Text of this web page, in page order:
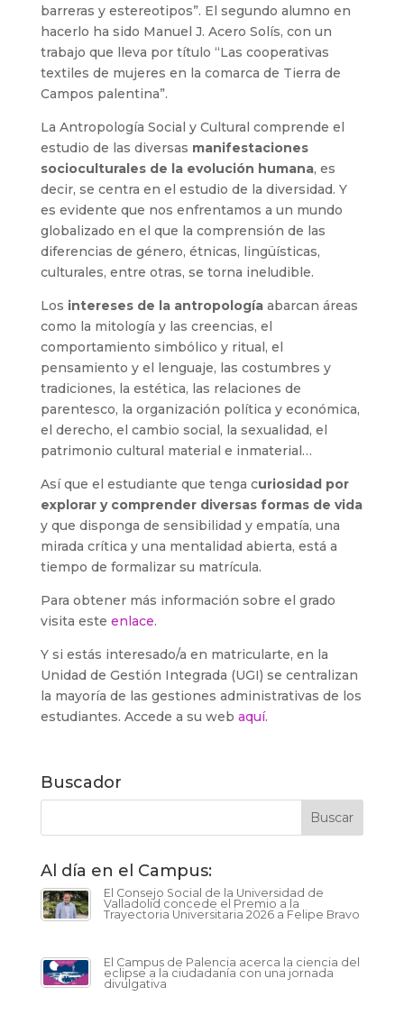
barreras y estereotipos”. El segundo alumno en
hacerlo ha sido Manuel J. Acero Solís, con un
trabajo que lleva por título “Las cooperativas
textiles de mujeres en la comarca de Tierra de
Campos palentina”.
La Antropología Social y Cultural comprende el
estudio de las diversas manifestaciones
socioculturales de la evolución humana, es
decir, se centra en el estudio de la diversidad. Y
es evidente que nos enfrentamos a un mundo
globalizado en el que la comprensión de las
diferencias de género, étnicas, lingüísticas,
culturales, entre otras, se torna ineludible.
Los intereses de la antropologíaabarcan áreas
como la mitología y las creencias, el
comportamiento simbólico y ritual, el
pensamiento y el lenguaje, las costumbres y
tradiciones, la estética, las relaciones de
parentesco, la organización política y económica,
el derecho, el cambio social, la sexualidad, el
patrimonio cultural material e inmaterial…
Así que el estudiante que tenga curiosidad por
explorar y comprender diversas formas de vida
y que disponga de sensibilidad y empatía, una
mirada crítica y una mentalidad abierta, está a
tiempo de formalizar su matrícula.
Para obtener más información sobre el grado
visita este enlace.
Y si estás interesado/a en matricularte, en la
Unidad de Gestión Integrada (UGI) se centralizan
la mayoría de las gestiones administrativas de los
estudiantes. Accede a su web aquí.
Buscador
Al día en el Campus:
El Consejo Social de la Universidad de
Valladolid concede el Premio a la
Trayectoria Universitaria 2026 a Felipe Bravo
El Campus de Palencia acerca la ciencia del
eclipse a la ciudadanía con una jornada
divulgativa